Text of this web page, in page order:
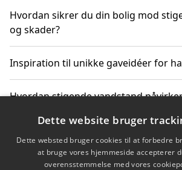
Hvordan sikrer du din bolig mod
og skader?
Inspiration til unikke gaveidéer for
Hvordan stigende vandstand
Sådan vælger du de bedste
vandreture i Danmark
Dette website bruger
Dette websted bruger cookies til at forbedre
at bruge vores hjemmeside accepterer
overensstemmelse med vores